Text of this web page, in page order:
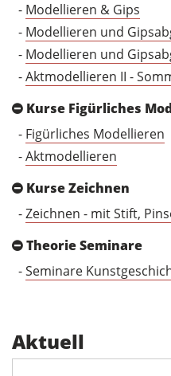
- Modellieren & Gips
- Modellieren und
- Modellieren und
-Aktmodellieren II -
Kurse Figürliches
- Figürliches Modellieren
-Aktmodellieren
Kurse Zeichnen
-Zeichnen - mit Stift,
Theorie Seminare
-Seminare
Aktuell